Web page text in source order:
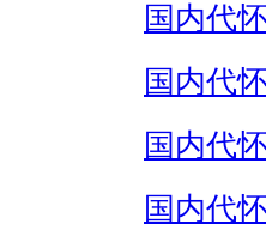
国内代
国内代
国内代
国内代